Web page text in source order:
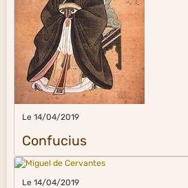
Le 14/04/2019
Confucius
Le 14/04/2019